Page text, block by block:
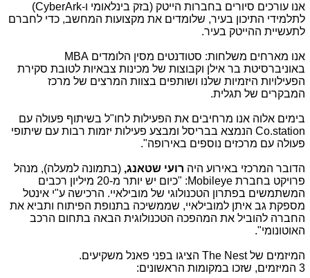
אנו עורכים סיורים בחברות הייטק (בזק בינלאומי ו-CyberArk
)
לתלמידי התיכון בעיר, שלומדים את מקצועות המחשב, כדי לחברם
לתעשיית ההייטק בעיר.
אנו מארחים משלחות: סטודנטים מסין הלומדים MBA
באוניברסיטת בר אילן וקבוצות של מכינות צבאיות לטובת סקירת
הפעילויות היזמיות שלנו ושותפים בצוות המרצים של מרכז
המבקרים של תגלית.
בימים אלוה אנו מרחיבים את הפעילות לחו"ל בשיתוף פעולה עם
Co.station הנמצא בבריסל ומבצע פעילות יזמות רבות עם שיתופי
פעולה עם מרכזים נוספים באירופה".
הדובר המרכזי באירוע היה רועי שטאנג, (בתמונה למעלה), מנהל
פרויקט בחברת :Mobileye
"כיום יש יותר מ-20 מיליון רכבים
המשתמשים בפתרון הטכנולוגי של מובילאיי. הרכישה ע"י אינטל
מספקת גב איתן למובילאיי, שממשיכה בתנופת הפיתוח ותביא את
החברה להוביל את המהפכה הטכנולוגית הבאה בתחום הרכב
האוטונומי".
המיזמים שלThe Nest הציגו בפני פאנל משקיעים.
3 המיזמים, שזכו במקומות הראשונים: